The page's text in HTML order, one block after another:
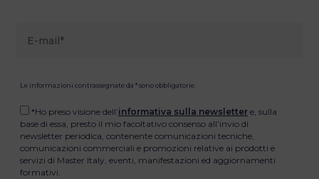
Le informazioni contrassegnate da * sono obbligatorie.
*Ho preso visione dell’informativa sulla newsletter e, sulla
base di essa, presto il mio facoltativo consenso all’invio di
newsletter periodica, contenente comunicazioni tecniche,
comunicazioni commerciali e promozioni relative ai prodotti e
servizi di Master Italy, eventi, manifestazioni ed aggiornamenti
formativi.